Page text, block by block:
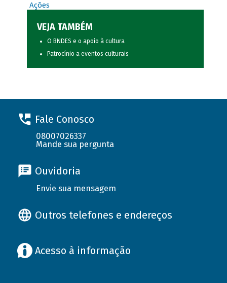
Ações
VEJA TAMBÉM
O BNDES e o apoio à cultura
Patrocínio a eventos culturais
Fale Conosco
08007026337
Mande sua pergunta
Ouvidoria
Envie sua mensagem
Outros telefones e endereços
Acesso à informação